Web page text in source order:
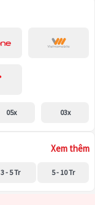
05x 03x
Xem thêm
3 - 5 Tr 5 - 10 Tr